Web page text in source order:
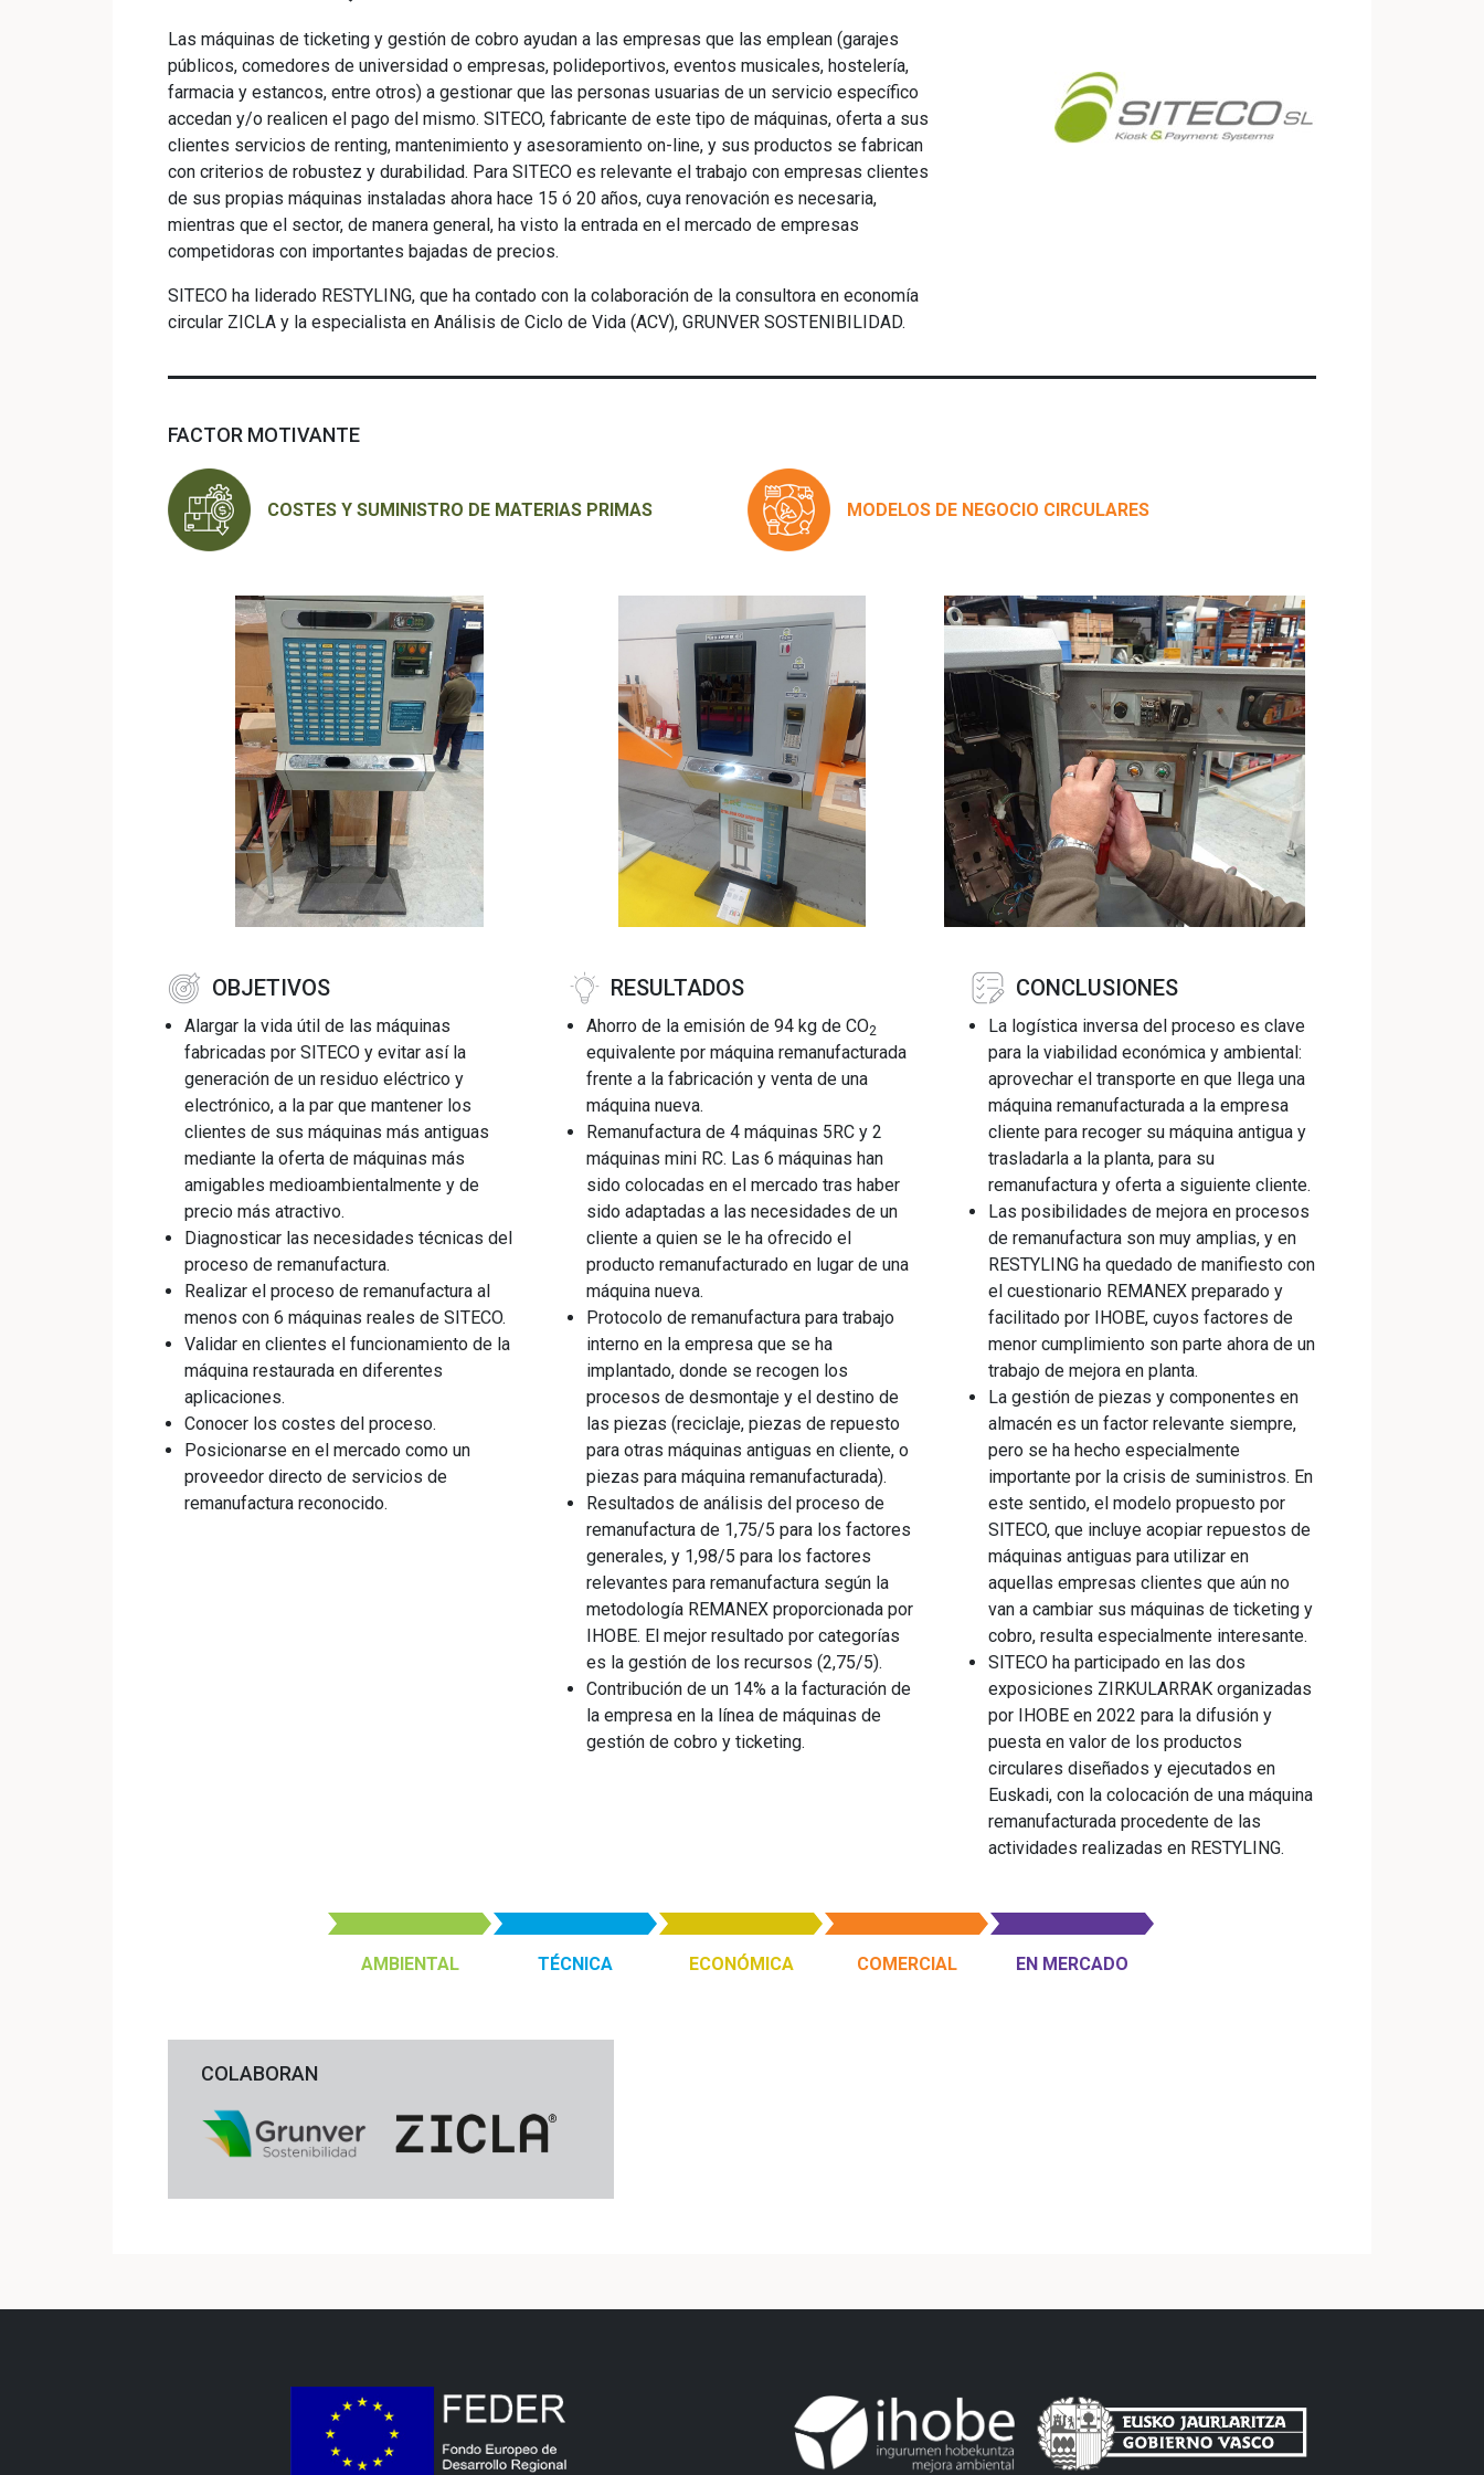
Las máquinas de ticketing y gestión de cobro ayudan a las empresas que las emplean (garajes
públicos, comedores de universidad o empresas, polideportivos, eventos musicales, hostelería,
farmacia y estancos, entre otros) a gestionar que las personas usuarias de un servicio específico
accedan y/o realicen el pago del mismo. SITECO, fabricante de este tipo de máquinas, oferta a sus
clientes servicios de renting, mantenimiento y asesoramiento on-line, y sus productos se fabrican
con criterios de robustez y durabilidad. Para SITECO es relevante el trabajo con empresas clientes
de sus propias máquinas instaladas ahora hace 15 ó 20 años, cuya renovación es necesaria,
mientras que el sector, de manera general, ha visto la entrada en el mercado de empresas
competidoras con importantes bajadas de precios.
SITECO ha liderado RESTYLING, que ha contado con la colaboración de la consultora en economía
circular ZICLA y la especialista en Análisis de Ciclo de Vida (ACV), GRUNVER SOSTENIBILIDAD.
FACTOR MOTIVANTE
COSTES Y SUMINISTRO DE MATERIAS PRIMAS MODELOS DE NEGOCIO CIRCULARES
OBJETIVOS
Alargar la vida útil de las máquinas
fabricadas por SITECO y evitar así la
generación de un residuo eléctrico y
electrónico, a la par que mantener los
clientes de sus máquinas más antiguas
mediante la oferta de máquinas más
amigables medioambientalmente y de
precio más atractivo.
Diagnosticar las necesidades técnicas del
proceso de remanufactura.
Realizar el proceso de remanufactura al
menos con 6 máquinas reales de SITECO.
Validar en clientes el funcionamiento de la
máquina restaurada en diferentes
aplicaciones.
Conocer los costes del proceso.
Posicionarse en el mercado como un
proveedor directo de servicios de
remanufactura reconocido.
RESULTADOS
Ahorro de la emisión de 94 kg de CO2
equivalente por máquina remanufacturada
frente a la fabricación y venta de una
máquina nueva.
Remanufactura de 4 máquinas 5RC y 2
máquinas mini RC. Las 6 máquinas han
sido colocadas en el mercado tras haber
sido adaptadas a las necesidades de un
cliente a quien se le ha ofrecido el
producto remanufacturado en lugar de una
máquina nueva.
Protocolo de remanufactura para trabajo
interno en la empresa que se ha
implantado, donde se recogen los
procesos de desmontaje y el destino de
las piezas (reciclaje, piezas de repuesto
para otras máquinas antiguas en cliente, o
piezas para máquina remanufacturada).
Resultados de análisis del proceso de
remanufactura de 1,75/5 para los factores
generales, y 1,98/5 para los factores
relevantes para remanufactura según la
metodología REMANEX proporcionada por
IHOBE. El mejor resultado por categorías
es la gestión de los recursos (2,75/5).
Contribución de un 14% a la facturación de
la empresa en la línea de máquinas de
gestión de cobro y ticketing.
CONCLUSIONES
La logística inversa del proceso es clave
para la viabilidad económica y ambiental:
aprovechar el transporte en que llega una
máquina remanufacturada a la empresa
cliente para recoger su máquina antigua y
trasladarla a la planta, para su
remanufactura y oferta a siguiente cliente.
Las posibilidades de mejora en procesos
de remanufactura son muy amplias, y en
RESTYLING ha quedado de manifiesto con
el cuestionario REMANEX preparado y
facilitado por IHOBE, cuyos factores de
menor cumplimiento son parte ahora de un
trabajo de mejora en planta.
La gestión de piezas y componentes en
almacén es un factor relevante siempre,
pero se ha hecho especialmente
importante por la crisis de suministros. En
este sentido, el modelo propuesto por
SITECO, que incluye acopiar repuestos de
máquinas antiguas para utilizar en
aquellas empresas clientes que aún no
van a cambiar sus máquinas de ticketing y
cobro, resulta especialmente interesante.
SITECO ha participado en las dos
exposiciones ZIRKULARRAK organizadas
por IHOBE en 2022 para la difusión y
puesta en valor de los productos
circulares diseñados y ejecutados en
Euskadi, con la colocación de una máquina
remanufacturada procedente de las
actividades realizadas en RESTYLING.
AMBIENTAL TÉCNICA ECONÓMICA COMERCIAL EN MERCADO
COLABORAN